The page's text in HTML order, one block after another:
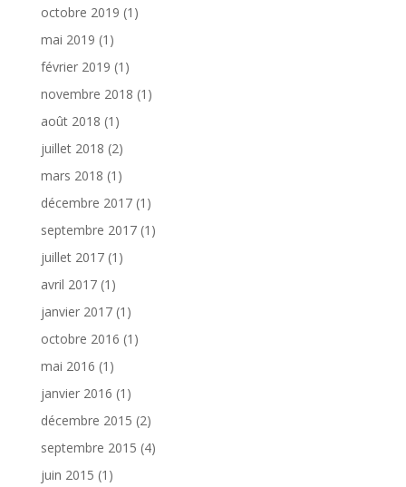
octobre 2019 (1)
mai 2019 (1)
février 2019 (1)
novembre 2018 (1)
août 2018 (1)
juillet 2018 (2)
mars 2018 (1)
décembre 2017(1)
septembre 2017(1)
juillet 2017(1)
avril 2017(1)
janvier 2017(1)
octobre 2016 (1)
mai 2016 (1)
janvier 2016 (1)
décembre 2015 (2)
septembre 2015 (4)
juin 2015 (1)